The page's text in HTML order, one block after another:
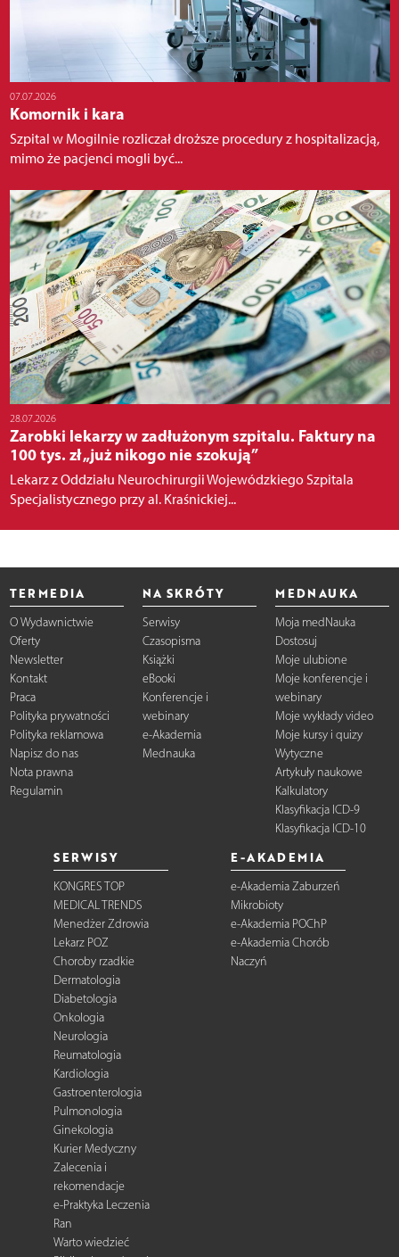
07.07.2026
Komornik i kara
Szpital w Mogilnie rozliczał droższe procedury z hospitalizacją,
mimo że pacjenci mogli być...
28.07.2026
Zarobki lekarzy w zadłużonym szpitalu. Faktury na
100 tys. zł „już nikogo nie szokują”
Lekarz z Oddziału Neurochirurgii Wojewódzkiego Szpitala
Specjalistycznego przy al. Kraśnickiej...
TERMEDIA
O Wydawnictwie
Oferty
Newsletter
Kontakt
Praca
Polityka prywatności
Polityka reklamowa
Napisz do nas
Nota prawna
Regulamin
NA SKRÓTY
Serwisy
Czasopisma
Książki
eBooki
Konferencje i
webinary
e-Akademia
Mednauka
MEDNAUKA
Moja medNauka
Dostosuj
Moje ulubione
Moje konferencje i
webinary
Moje wykłady video
Moje kursy i quizy
Wytyczne
Artykuły naukowe
Kalkulatory
Klasyfikacja ICD-9
Klasyfikacja ICD-10
SERWISY
KONGRES TOP
MEDICAL TRENDS
Menedżer Zdrowia
Lekarz POZ
Choroby rzadkie
Dermatologia
Diabetologia
Onkologia
Neurologia
Reumatologia
Kardiologia
Gastroenterologia
Pulmonologia
Ginekologia
Kurier Medyczny
Zalecenia i
rekomendacje
e-Praktyka Leczenia
Ran
Warto wiedzieć
E-AKADEMIA
e-Akademia Zaburzeń
Mikrobioty
e-Akademia POChP
e-Akademia Chorób
Naczyń